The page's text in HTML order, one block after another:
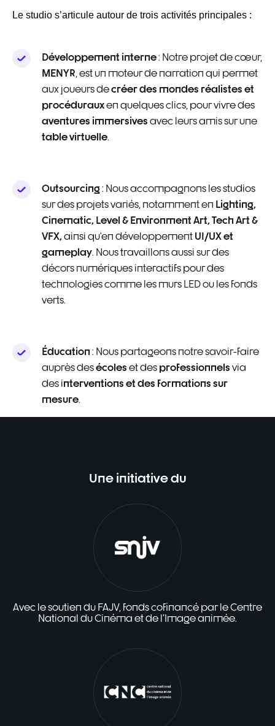
Le studio s’articule autour de trois activités principales :
Développement interne: Notre projet de cœur,
MENYR , est un moteur de narration qui permet
aux joueurs decréer des mondes réalistes et
procédurauxen quelques clics, pour vivre des
aventures immersives avec leurs amis sur une
table virtuelle.
Outsourcing: Nous accompagnons les studios
sur des projets variés, notamment en Lighting,
Cinematic, Level & Environment Art, Tech Art &
VFX,ainsi qu’en développement UI/UX et
gameplay. Nous travaillons aussi sur des
décors numériques interactifs pour des
technologies comme les murs LED ou les fonds
verts.
Éducation : Nous partageons notre savoir-faire
auprès desécoles et des professionnels via
des interventions et des formations sur
mesure.
Une initiative du
Avec le soutien du FAJV, fonds cofinancé par le Centre
National du Cinéma et de l'Image animée.